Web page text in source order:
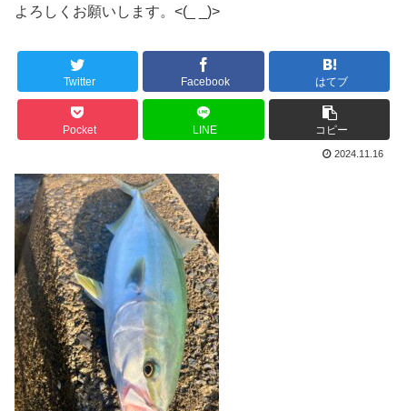
よろしくお願いします。<(_ _)>
Twitter Facebook はてブ
Pocket LINE コピー
2024.11.16